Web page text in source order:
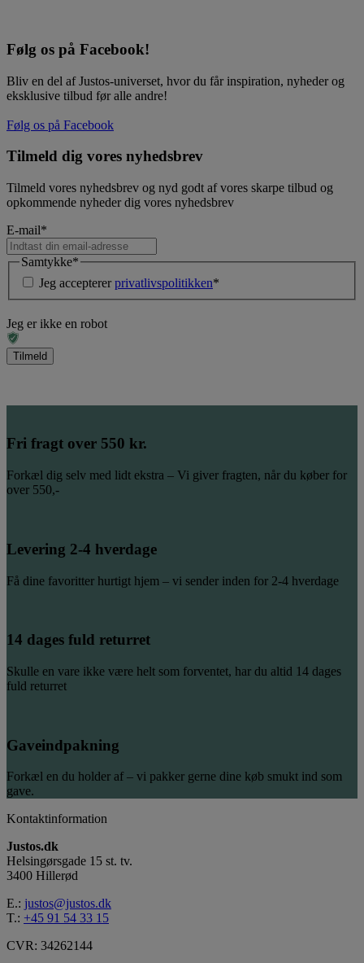
Følg os på Facebook!
Bliv en del af Justos-universet, hvor du får inspiration, nyheder og
eksklusive tilbud før alle andre!
Følg os på Facebook
Tilmeld dig vores nyhedsbrev
Tilmeld vores nyhedsbrev og nyd godt af vores skarpe tilbud og
opkommende nyheder dig vores nyhedsbrev
E-mail*
Samtykke*
Jeg accepterer privatlivspolitikken*
Jeg er ikke en robot
Fri fragt over 550 kr.
Forkæl dig selv med lidt ekstra – Vi giver fragten, når du køber for
over 550,-
Levering 2-4 hverdage
Få dine favoritter hurtigt hjem – vi sender inden for 2-4 hverdage
14 dages fuld returret
Skulle en vare ikke være helt som forventet, har du altid 14 dages
fuld returret
Gaveindpakning
Forkæl en du holder af – vi pakker gerne dine køb smukt ind som
gave.
Kontaktinformation
Justos.dk
Helsingørsgade 15 st. tv.
3400 Hillerød
E.: justos@justos.dk
T.: +45 91 54 33 15
CVR: 34262144